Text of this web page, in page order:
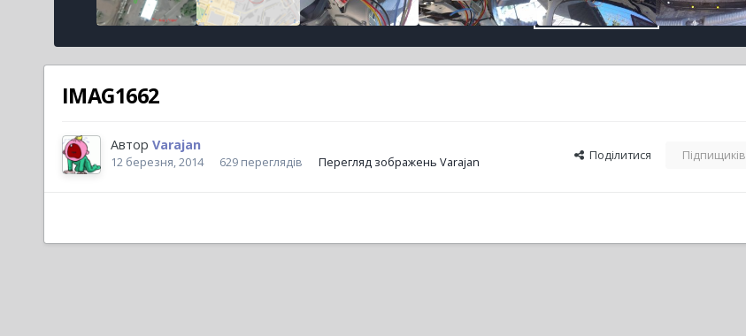
IMAG1662
Автор Varajan
12 березня, 2014 629 переглядів Перегляд зображень Varajan Поділитися Підпищиків